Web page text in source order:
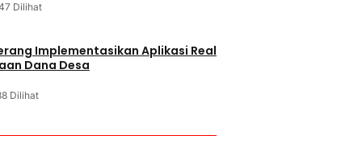
Dilihat
Implementasikan Aplikasi Real
Dana Desa
Dilihat